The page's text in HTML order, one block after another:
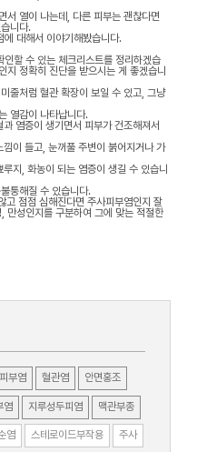
서 열이 나는데, 다른 피부는 괜찮다면
니다.
에 대해서 이야기해봤습니다.
할 수 있는 체크리스트를 정리하겠습
지 정확히 진단을 받으시는 게 좋겠습니
줄처럼 혈관 확장이 보일 수 있고, 그냥
열감이 나타납니다.
염증이 생기면서 피부가 건조해져서
이 들고, 눈꺼풀 주변이 붉어지거나 가
지, 화농이 되는 염증이 생길 수 있습니
퉁해질 수 있습니다.
고 점점 심해진다면 주사피부염인지 잘
만성인지를 구분하여 그에 맞는 적절한
부염 혈관염 안면홍조
염 지루성두피염 맥관부종
염 스테로이드부작용 주사